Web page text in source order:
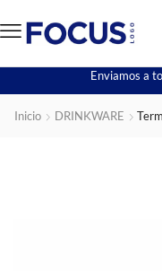
Enviamos a
Inicio DRINKWARE